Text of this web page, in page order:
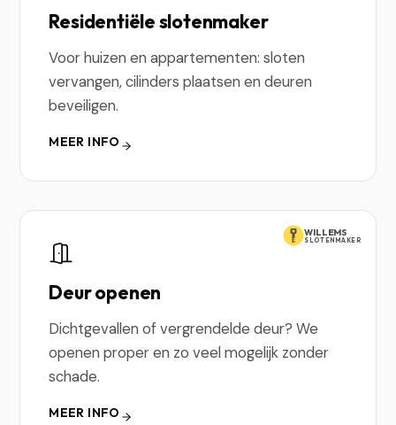
Residentiële slotenmaker
Voor huizen en appartementen: sloten
vervangen, cilinders plaatsen en deuren
beveiligen.
MEER INFO
WILLEMS
SLOTENMAKER
Deur openen
Dichtgevallen of vergrendelde deur? We
openen proper en zo veel mogelijk zonder
schade.
MEER INFO